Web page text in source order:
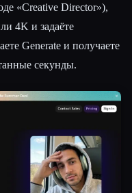
«Creative Director»),
4K и задаёте
Generate и получаете
секунды.